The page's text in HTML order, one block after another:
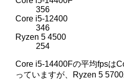
356
Core i5-12400
346
Ryzen 5 4500
254
Core i5-14400Fの平均fpsは
っていますが、Ryzen 5